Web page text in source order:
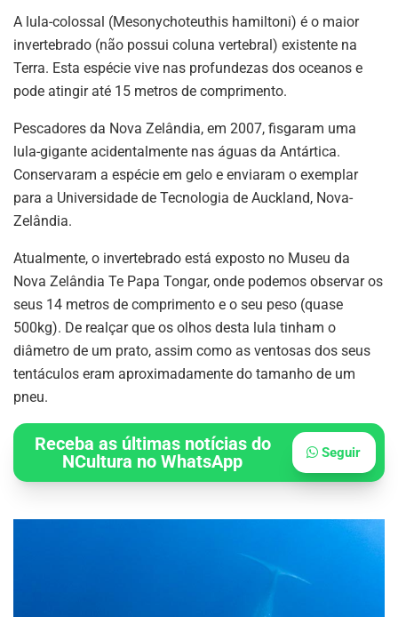
A lula-colossal (Mesonychoteuthis hamiltoni) é o maior
invertebrado (não possui coluna vertebral) existente na
Terra. Esta espécie vive nas profundezas dos oceanos e
pode atingir até 15 metros de comprimento.
Pescadores da Nova Zelândia, em 2007, fisgaram uma
lula-gigante acidentalmente nas águas da Antártica.
Conservaram a espécie em gelo e enviaram o exemplar
para a Universidade de Tecnologia de Auckland, Nova-
Zelândia.
Atualmente, o invertebrado está exposto no Museu da
Nova Zelândia Te Papa Tongar, onde podemos observar os
seus 14 metros de comprimento e o seu peso (quase
500kg). De realçar que os olhos desta lula tinham o
diâmetro de um prato, assim como as ventosas dos seus
tentáculos eram aproximadamente do tamanho de um
pneu.
Receba as últimas notícias do
NCultura no WhatsApp
Seguir